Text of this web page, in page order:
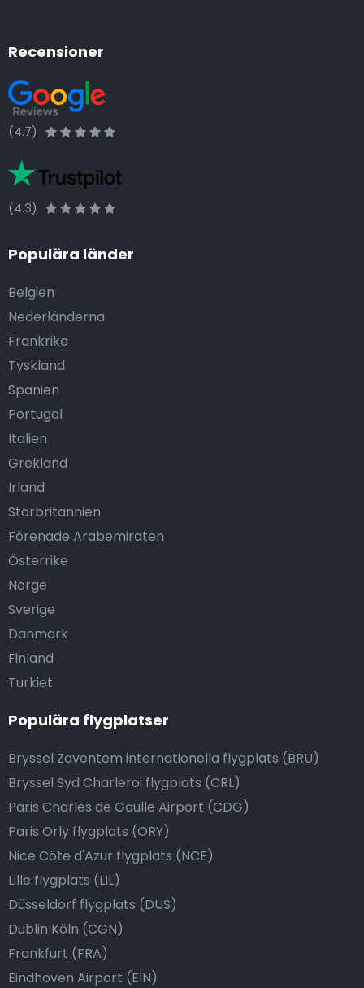
Recensioner
(4.7)
(4.3)
Populära länder
Belgien
Nederländerna
Frankrike
Tyskland
Spanien
Portugal
Italien
Grekland
Irland
Storbritannien
Förenade Arabemiraten
Österrike
Norge
Sverige
Danmark
Finland
Turkiet
Populära flygplatser
Bryssel Zaventem internationella flygplats (BRU)
Bryssel Syd Charleroi flygplats (CRL)
Paris Charles de Gaulle Airport (CDG)
Paris Orly flygplats (ORY)
Nice Côte d'Azur flygplats (NCE)
Lille flygplats (LIL)
Düsseldorf flygplats (DUS)
Dublin Köln (CGN)
Frankfurt (FRA)
Eindhoven Airport (EIN)